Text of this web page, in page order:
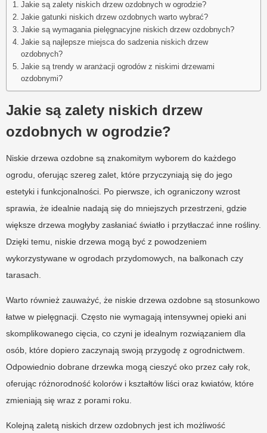
Jakie są zalety niskich drzew ozdobnych w ogrodzie?
Jakie gatunki niskich drzew ozdobnych warto wybrać?
Jakie są wymagania pielęgnacyjne niskich drzew ozdobnych?
Jakie są najlepsze miejsca do sadzenia niskich drzew
ozdobnych?
Jakie są trendy w aranżacji ogrodów z niskimi drzewami
ozdobnymi?
Jakie są zalety niskich drzew
ozdobnych w ogrodzie?
Niskie drzewa ozdobne są znakomitym wyborem do każdego
ogrodu, oferując szereg zalet, które przyczyniają się do jego
estetyki i funkcjonalności. Po pierwsze, ich ograniczony wzrost
sprawia, że idealnie nadają się do mniejszych przestrzeni, gdzie
większe drzewa mogłyby zasłaniać światło i przytłaczać inne rośliny.
Dzięki temu, niskie drzewa mogą być z powodzeniem
wykorzystywane w ogrodach przydomowych, na balkonach czy
tarasach.
Warto również zauważyć, że niskie drzewa ozdobne są stosunkowo
łatwe w pielęgnacji. Często nie wymagają intensywnej opieki ani
skomplikowanego cięcia, co czyni je idealnym rozwiązaniem dla
osób, które dopiero zaczynają swoją przygodę z ogrodnictwem.
Odpowiednio dobrane drzewka mogą cieszyć oko przez cały rok,
oferując różnorodność kolorów i kształtów liści oraz kwiatów, które
zmieniają się wraz z porami roku.
Kolejną zaletą niskich drzew ozdobnych jest ich możliwość